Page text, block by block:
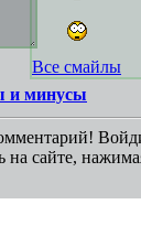
Все смайлы
и минусы
на сайте,